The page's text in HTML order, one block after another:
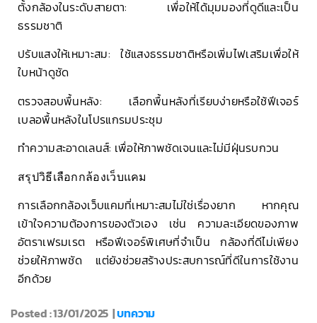
ตั้งกล้องในระดับสายตา: เพื่อให้ได้มุมมองที่ดูดีและเป็น
ธรรมชาติ
ปรับแสงให้เหมาะสม: ใช้แสงธรรมชาติหรือเพิ่มไฟเสริมเพื่อให้
ใบหน้าดูชัด
ตรวจสอบพื้นหลัง: เลือกพื้นหลังที่เรียบง่ายหรือใช้ฟีเจอร์
เบลอพื้นหลังในโปรแกรมประชุม
ทำความสะอาดเลนส์: เพื่อให้ภาพชัดเจนและไม่มีฝุ่นรบกวน
สรุปวิธีเลือกกล้องเว็บแคม
การเลือกกล้องเว็บแคมที่เหมาะสมไม่ใช่เรื่องยาก หากคุณ
เข้าใจความต้องการของตัวเอง เช่น ความละเอียดของภาพ
อัตราเฟรมเรต หรือฟีเจอร์พิเศษที่จำเป็น กล้องที่ดีไม่เพียง
ช่วยให้ภาพชัด แต่ยังช่วยสร้างประสบการณ์ที่ดีในการใช้งาน
อีกด้วย
Posted : 13/01/2025 |บทความ